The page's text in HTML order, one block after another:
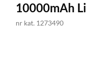
10000mAh
nr kat. 1273490